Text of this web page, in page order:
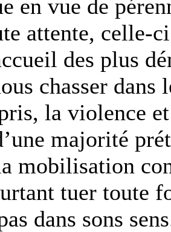
en vue de
attente, celle-
des plus
chasser
la violence
majorité
mobilisation
tuer toute
dans sons